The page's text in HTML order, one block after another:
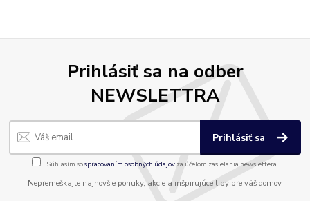
Prihlásiť sa na odber
NEWSLETTRA
Prihlásiť sa
Súhlasím sospracovaním osobných údajov za účelom zasielania newslettera.
Nepremeškajte najnovšie ponuky, akcie a inšpirujúce tipy pre váš domov.